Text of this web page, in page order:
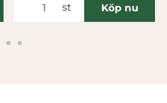
st Köp nu